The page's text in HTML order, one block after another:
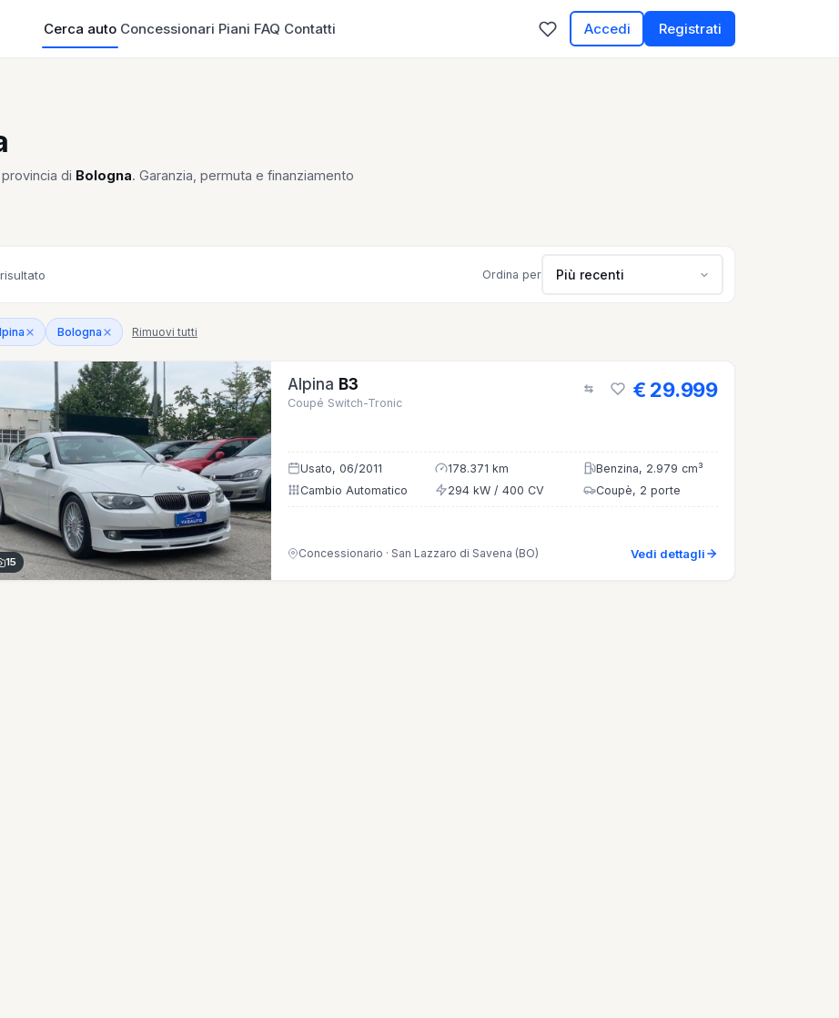
Cerca auto Concessionari Piani FAQ Contatti Accedi Registrati
di Bologna. Garanzia, permuta e finanziamento
risultato Ordina per Più recenti
Bologna Rimuovi tutti
15
Alpina B3
Coupé Switch-Tronic
€ 29.999
Usato, 06/2011 178.371 km
Benzina, 2.979 cm³
Cambio Automatico
294 kW / 400 CV Coupè, 2 porte
Concessionario · San Lazzaro di Savena (BO) Vedi dettagli